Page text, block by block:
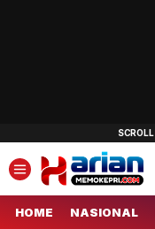
HOME NASIONAL